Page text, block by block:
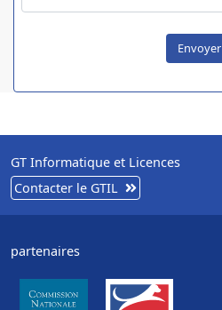
Envoyer
GT Informatique et Licences
Contacter le GTIL
partenaires